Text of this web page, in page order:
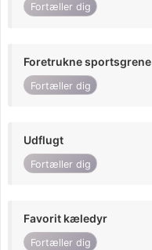
Fortæller dig
Foretrukne sportsgrene
Fortæller dig
Udflugt
Fortæller dig
Favorit kæledyr
Fortæller dig